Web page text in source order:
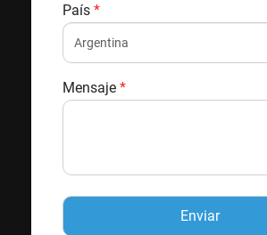
País *
Mensaje *